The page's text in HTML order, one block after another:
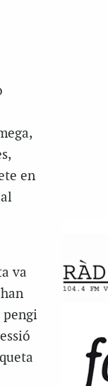
en
va
pengi